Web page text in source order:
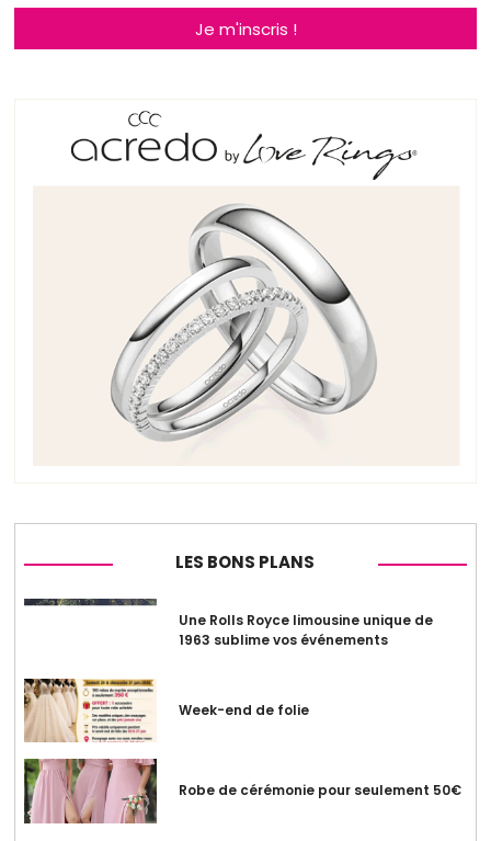
Je m'inscris !
LES BONS PLANS
Une Rolls Royce limousine unique de
1963 sublime vos événements
Week-end de folie
Robe de cérémonie pour seulement 50€